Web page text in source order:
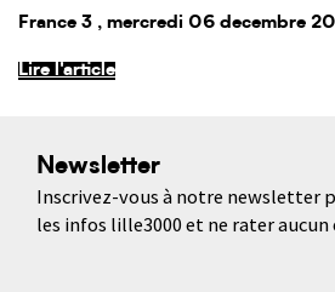
France 3 , mercredi 06 decembre
Lire l'article
Newsletter
Inscrivez-vous à notre newsletter
les infos lille3000 et ne rater aucun